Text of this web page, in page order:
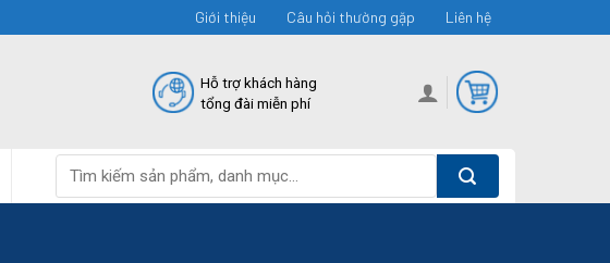
Giới thiệu Câu hỏi thường gặp Liên hệ
Hỗ trợ khách hàng
tổng đài miễn phí
kiếm: